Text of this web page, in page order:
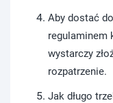
Aby dostać
regulaminem
wystarczy
rozpatrzenie.
Jak długo